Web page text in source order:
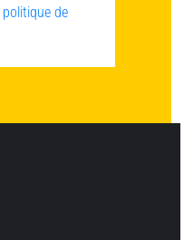
politique de